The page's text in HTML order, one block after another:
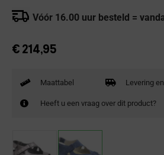
Vóór 16.00 uur besteld =
€ 214,95
Maattabel Levering
Heeft u een vraag over dit product?